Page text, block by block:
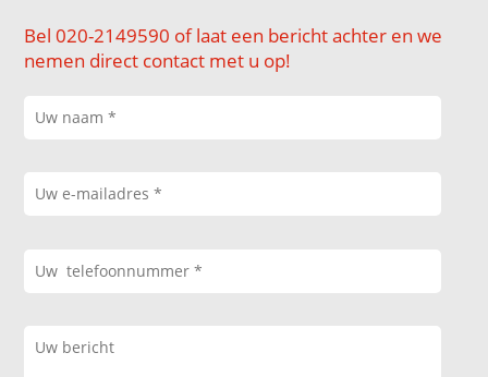
Bel 020-2149590 of laat een bericht achter en we
nemen direct contact met u op!